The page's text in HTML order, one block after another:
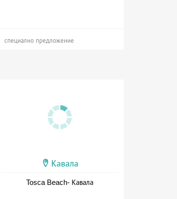
специално предложение
Кавала
Tosca Beach- Кавала